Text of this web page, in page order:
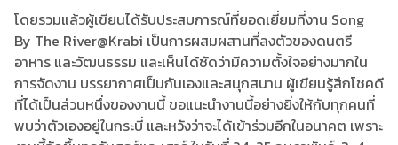
โดยรวมแล้วผู้เขียนได้รับประสบการณ์ที่ยอดเยี่ยมที่งาน Song
By The River@Krabi เป็นการผสมผสานที่ลงตัวของดนตรี
อาหาร และวัฒนธรรม และเห็นได้ชัดว่ามีความตั้งใจอย่างมากใน
การจัดงาน บรรยากาศเป็นกันเองและสนุกสนาน ผู้เขียนรู้สึกโชคดี
ที่ได้เป็นส่วนหนึ่งของงานนี้ ขอแนะนำงานนี้อย่างยิ่งให้กับทุกคนที่
พบว่าตัวเองอยู่ในกระบี่ และหวังว่าจะได้เข้าร่วมอีกในอนาคต เพราะ